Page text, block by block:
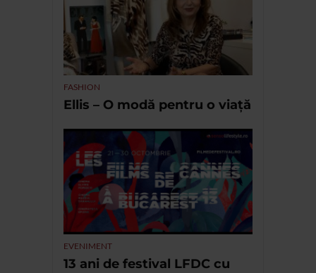
FASHION
Ellis – O modă pentru o viață
EVENIMENT
13 ani de festival LFDC cu